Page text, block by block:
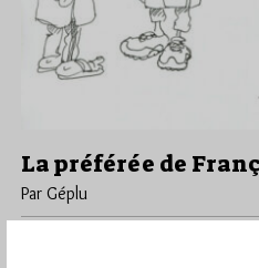
La préférée de
Par Géplu